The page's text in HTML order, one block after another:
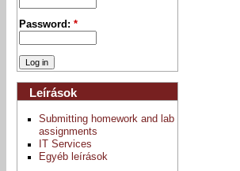
Password:*
Leírások
Submitting homework and lab
assignments
IT Services
Egyéb leírások